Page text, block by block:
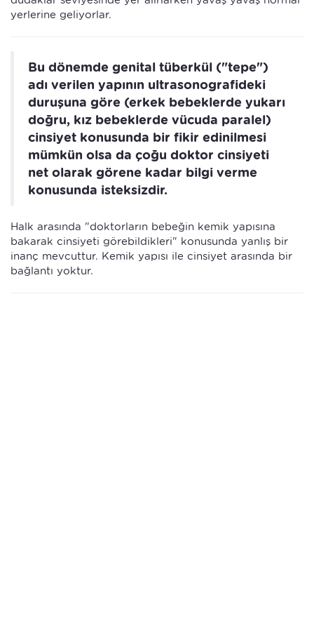
yerlerine geliyorlar.
Bu dönemde genital tüberkül ("tepe")
adı verilen yapının ultrasonografideki
duruşuna göre (erkek bebeklerde yukarı
doğru, kız bebeklerde vücuda paralel)
cinsiyet konusunda bir fikir edinilmesi
mümkün olsa da çoğu doktor cinsiyeti
net olarak görene kadar bilgi verme
konusunda isteksizdir.
Halk arasında "doktorların bebeğin kemik yapısına
bakarak cinsiyeti görebildikleri" konusunda yanlış bir
inanç mevcuttur. Kemik yapısı ile cinsiyet arasında bir
bağlantı yoktur.